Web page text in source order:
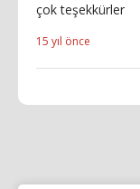
çok teşekkürler
15 yıl önce